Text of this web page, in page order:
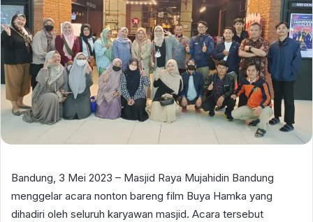
Bandung, 3 Mei 2023 – Masjid Raya Mujahidin Bandung
menggelar acara nonton bareng film Buya Hamka yang
dihadiri oleh seluruh karyawan masjid. Acara tersebut